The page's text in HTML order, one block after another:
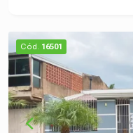
farmácias, escolas,
atacados, além de
a apenas 5 minutos
com fácil acesso à
agende sua visita
saia do mercado!
Cód. 16501